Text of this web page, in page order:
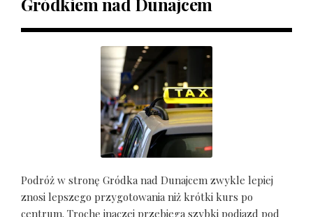
Podróż w stronę Gródka nad Dunajcem zwykle lepiej
znosi lepszego przygotowania niż krótki kurs po
centrum. Trochę inaczej przebiega szybki podjazd pod